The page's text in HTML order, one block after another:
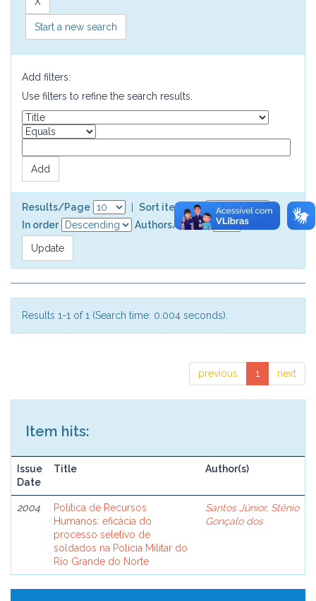
Start a new search
Add filters:
Use filters to refine the search results.
Results/Page
Sort items by
In order
Authors/record
Results 1-1 of 1 (Search time: 0.004 seconds).
previous 1 next
Item hits:
Issue
Date
Title Author(s)
2004
Política de Recursos
Humanos: eficácia do
processo seletivo de
soldados na Polícia Militar do
Rio Grande do Norte
Santos Júnior, Stênio
Gonçalo dos